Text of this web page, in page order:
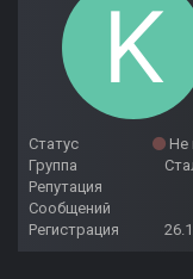
Статус
Не
Группа
Репутация
Сообщений
Регистрация